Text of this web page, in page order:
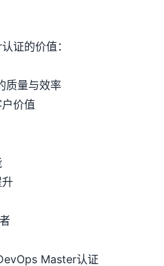
的价值：
量与效率
价值
Master认证